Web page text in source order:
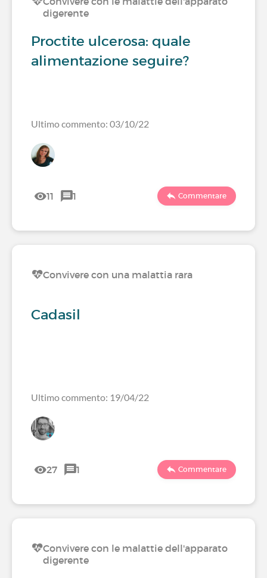
digerente
Proctite ulcerosa: quale
alimentazione seguire?
Ultimo commento: 03/10/22
11 1 Commentare
Convivere con una malattia rara
Cadasil
Ultimo commento: 19/04/22
27 1 Commentare
Convivere con le malattie dell'apparato
digerente